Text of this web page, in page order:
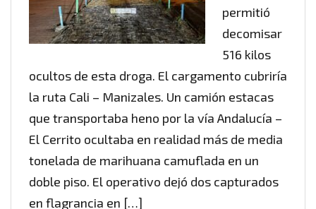
permitió
decomisar
516 kilos
ocultos de esta droga. El cargamento cubriría
la ruta Cali – Manizales. Un camión estacas
que transportaba heno por la vía Andalucía –
El Cerrito ocultaba en realidad más de media
tonelada de marihuana camuflada en un
doble piso. El operativo dejó dos capturados
en flagrancia en […]